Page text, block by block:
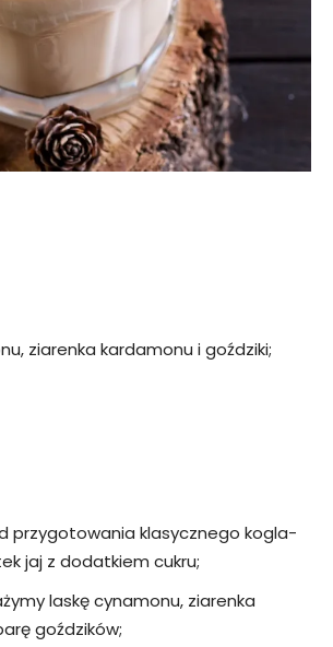
ziarenka kardamonu i goździki;
przygotowania klasycznego kogla-
jaj z dodatkiem cukru;
laskę cynamonu, ziarenka
goździków;